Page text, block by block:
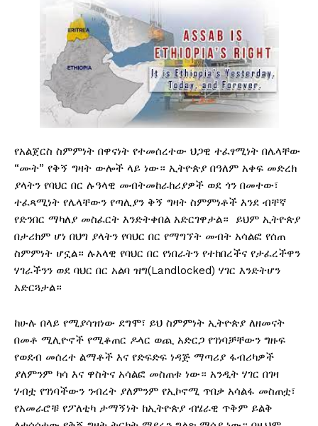
የአልጀርስ ስምምነት በዋናነት የተመሰረተው ህጋዊ ተፈፃሚነት በሌላቸው
“ሙት” የቅኝ ግዛት ውሎች ላይ ነው። ኢትዮጵያ በዓለም አቀፍ መድረክ
ያላትን የባህር በር ሉዓላዊ መብትመከራከሪያዎች ወደ ጎን በመተው፣
ተፈጻሚነት የሌላቸውን የጣሊያን ቅኝ ግዛት ስምምነቶች እንደ ብቸኛ
የድንበር ማካለያ መስፈርት እንድትቀበል አድርገዋታል። ይህም ኢትዮጵያ
በታሪክም ሆነ በህግ ያላትን የባህር በር የማግኘት መብት አሳልፎ የሰጠ
ስምምነት ሆኗል። ሉአላዊ የባህር በር የነበራትን የተከበረችና የታፈረችዋን
ሃገራችንን ወደ ባህር በር አልባ ዝግ(Landlocked) ሃገር እንድትሆን
አድርጓታል።
ከሁሉ በላይ የሚያሳዝነው ደግሞ፣ ይህ ስምምነት ኢትዮጵያ ለዘመናት
በመቶ ሚሊዮኖች የሚቆጠር ዶላር ወጪ አድርጋ የገነባቻቸውን ግዙፍ
የወደብ መሰረተ ልማቶች እና የድፍድፍ ነዳጅ ማጣሪያ ፋብሪካዎች
ያለምንም ካሳ እና ዋስትና አሳልፎ መስጠቱ ነው። አንዲት ሃገር በገዛ
ሃብቷ የገነባችውን ንብረት ያለምንም የኢኮኖሚ ጥበቃ አሳልፋ መስጠቷ፣
የአመራሮቹ የፖለቲካ ታማኝነት ከኢትዮጵያ ብሄራዊ ጥቅም ይልቅ